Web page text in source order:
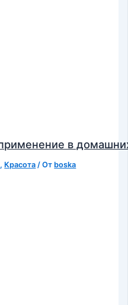
в
, Красота / От boska